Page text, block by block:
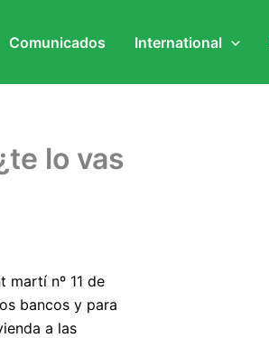
Comunicados International
lo vas
martí nº 11 de
bancos y para
a las